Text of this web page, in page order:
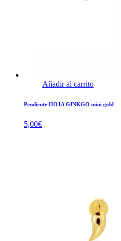
Añadir al carrito
Pendiente HOJA GINKGO mini gold
5,00€